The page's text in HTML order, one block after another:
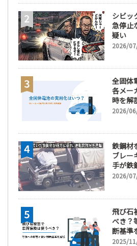
シビッ
急停止
疑い
2026/
全固体
各メー
時を解
2026/
鉄鋼材
ブレー
手が鉄
2026/
飛び石
べき？
断基準
2025/